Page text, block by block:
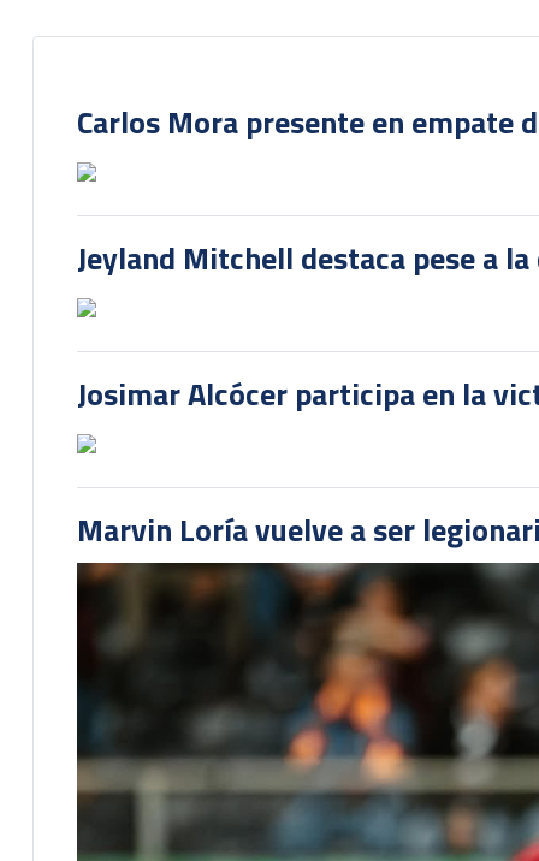
Carlos Mora presente en empate
Jeyland Mitchell destaca pese a
Josimar Alcócer participa en la
Marvin Loría vuelve a ser